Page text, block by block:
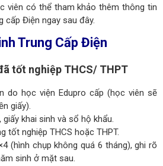
viên có thể tham khảo thêm thông tin
cấp Điện ngay sau đây.
Trung Cấp Điện
tốt nghiệp THCS/ THPT
do học viện Edupro cấp (học viên sẽ
giấy).
giấy khai sinh và sổ hộ khẩu.
tốt nghiệp THCS hoặc THPT.
(hình chụp không quá 6 tháng), ghi rõ
sinh ở mặt sau.